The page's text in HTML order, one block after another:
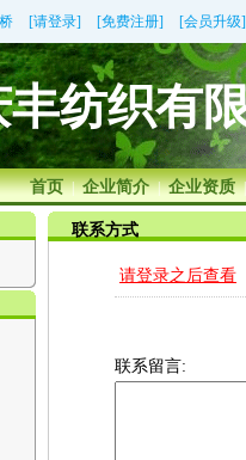
[请登录] [免费注册] [会员升级]
纺织有
首页 | 企业简介 | 企业资质
联系方式
请登录之后查看
联系留言: